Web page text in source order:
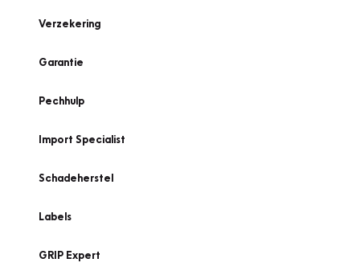
Verzekering
Garantie
Pechhulp
Import Specialist
Schadeherstel
Labels
GRIP Expert